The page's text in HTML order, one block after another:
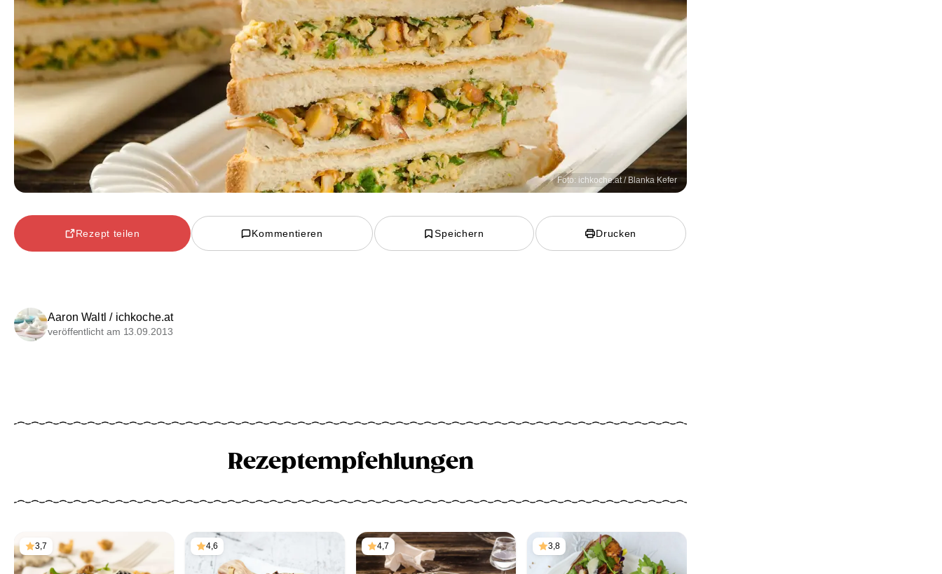
Foto: ichkoche.at / Blanka Kefer
Rezept teilen Kommentieren Speichern Drucken
Aaron Waltl / ichkoche.at
veröffentlicht am 13.09.2013
Rezeptempfehlungen
3,7 4,6 4,7 3,8